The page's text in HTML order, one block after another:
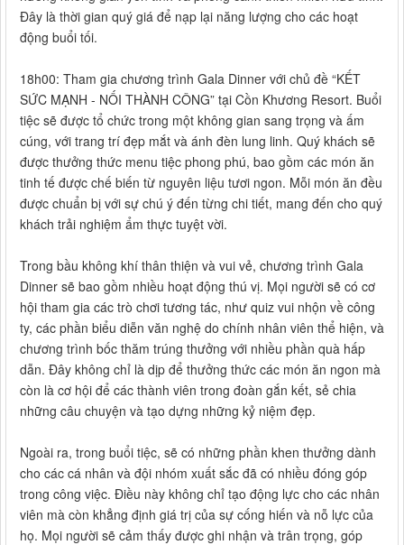
Đây là thời gian quý giá để nạp lại năng lượng cho các hoạt
động buổi tối.
18h00: Tham gia chương trình Gala Dinner với chủ đề “KẾT
SỨC MẠNH - NỐI THÀNH CÔNG” tại Cồn Khương Resort. Buổi
tiệc sẽ được tổ chức trong một không gian sang trọng và ấm
cúng, với trang trí đẹp mắt và ánh đèn lung linh. Quý khách sẽ
được thưởng thức menu tiệc phong phú, bao gồm các món ăn
tinh tế được chế biến từ nguyên liệu tươi ngon. Mỗi món ăn đều
được chuẩn bị với sự chú ý đến từng chi tiết, mang đến cho quý
khách trải nghiệm ẩm thực tuyệt vời.
Trong bầu không khí thân thiện và vui vẻ, chương trình Gala
Dinner sẽ bao gồm nhiều hoạt động thú vị. Mọi người sẽ có cơ
hội tham gia các trò chơi tương tác, như quiz vui nhộn về công
ty, các phần biểu diễn văn nghệ do chính nhân viên thể hiện, và
chương trình bốc thăm trúng thưởng với nhiều phần quà hấp
dẫn. Đây không chỉ là dịp để thưởng thức các món ăn ngon mà
còn là cơ hội để các thành viên trong đoàn gắn kết, sẻ chia
những câu chuyện và tạo dựng những kỷ niệm đẹp.
Ngoài ra, trong buổi tiệc, sẽ có những phần khen thưởng dành
cho các cá nhân và đội nhóm xuất sắc đã có nhiều đóng góp
trong công việc. Điều này không chỉ tạo động lực cho các nhân
viên mà còn khẳng định giá trị của sự cống hiến và nỗ lực của
họ. Mọi người sẽ cảm thấy được ghi nhận và trân trọng, góp